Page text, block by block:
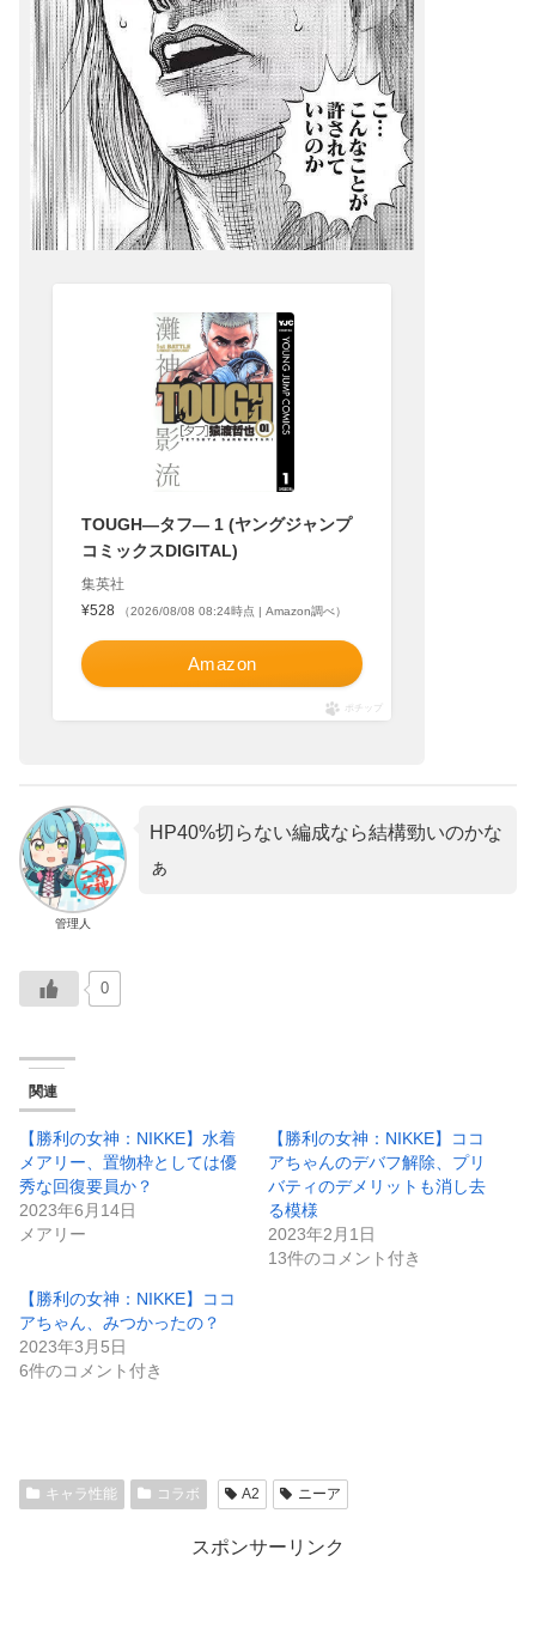
TOUGH―タフ― 1 (ヤングジャンプ
コミックスDIGITAL)
集英社
¥528
（2026/08/08 08:24時点 | Amazon調べ）
Amazon
ポチップ
管理人
HP40%切らない編成なら結構勁いのかな
ぁ
0
関連
【勝利の女神：NIKKE】水着
メアリー、置物枠としては優
秀な回復要員か？
2023年6月14日
メアリー
【勝利の女神：NIKKE】ココ
アちゃんのデバフ解除、プリ
バティのデメリットも消し去
る模様
2023年2月1日
13件のコメント付き
【勝利の女神：NIKKE】ココ
アちゃん、みつかったの？
2023年3月5日
6件のコメント付き
キャラ性能 コラボ A2 ニーア
スポンサーリンク